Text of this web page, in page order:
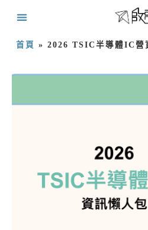
首頁 » 2026 TSIC半導體IC營